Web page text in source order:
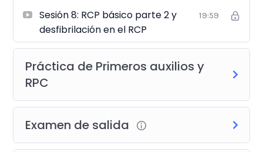
Sesión 8: RCP básico parte 2 y
desfibrilación en el RCP
19:59
Práctica de Primeros auxilios y
RPC
Examen de salida